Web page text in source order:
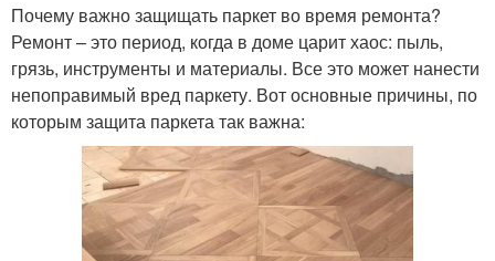
Почему важно защищать паркет во время ремонта?
Ремонт – это период, когда в доме царит хаос: пыль,
грязь, инструменты и материалы. Все это может нанести
непоправимый вред паркету. Вот основные причины, по
которым защита паркета так важна: